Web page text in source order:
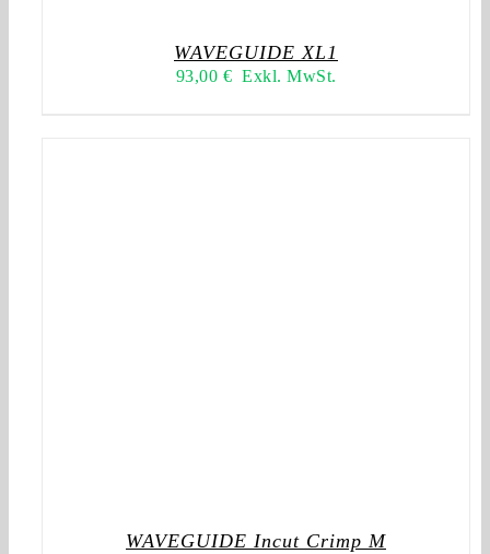
WAVEGUIDE XL1
93,00 € Exkl. MwSt.
WAVEGUIDE Incut Crimp M